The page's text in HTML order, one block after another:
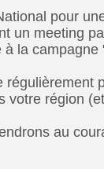
pour
un meeting
à la campagne
régulièrement
votre région
au